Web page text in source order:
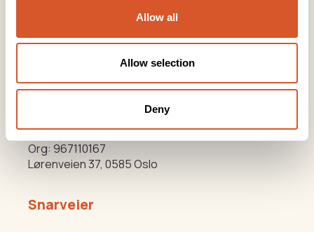
Allow all
Allow selection
Deny
KONTOR HUDAVDELING
Tlf:23 19 10 00
KONTOR FOTAVDELING
Org: 967110167
Lørenveien 37, 0585 Oslo
Snarveier